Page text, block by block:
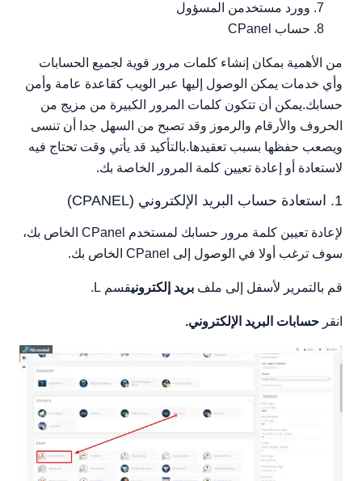
وورد مستخدمن المسؤول
حساب CPanel
من الأهمية بمكان إنشاء كلمات مرور قوية لجميع الحسابات
وأي خدمات يمكن الوصول إليها عبر الويب كقاعدة عامة وأمن
حسابك.يمكن أن تتكون كلمات المرور الكبيرة من مزيج من
الحروف والأرقام والرموز وقد تصبح من السهل جدا أن تنسى
ويصعب حفظها بسبب تعقيدها.بالتأكيد قد يأتي وقت تحتاج فيه
لاستعادة أو إعادة تعيين كلمة المرور الخاصة بك.
1. استعادة حساب البريد الإلكتروني (CPANEL)
لإعادة تعيين كلمة مرور حسابك لمستخدم CPanel الخاص بك،
سوف ترغب أولا في الوصول إلى CPanel الخاص بك.
قم بالتمرير لأسفل إلى ملف بريد إلكترونيقسم L.
انقر حسابات البريد الإلكتروني.